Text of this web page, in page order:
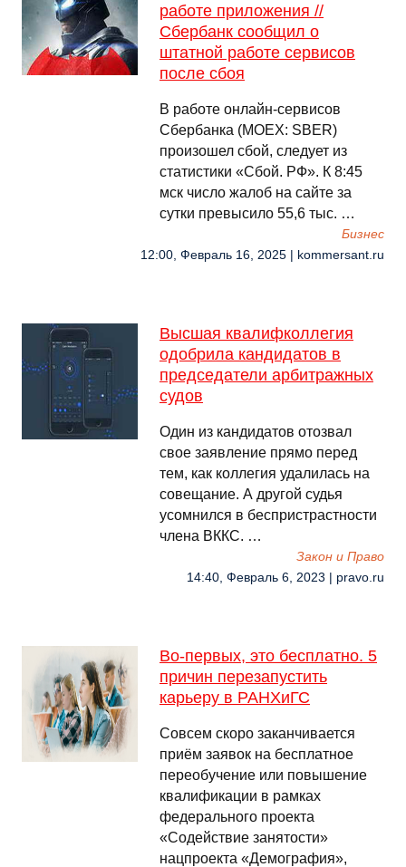
работе приложения //
Сбербанк сообщил о
штатной работе сервисов
после сбоя
В работе онлайн-сервисов
Сбербанка (MOEX: SBER)
произошел сбой, следует из
статистики «Сбой. РФ». К 8:45
мск число жалоб на сайте за
сутки превысило 55,6 тыс. …
Бизнес
12:00, Февраль 16, 2025 | kommersant.ru
Высшая квалифколлегия
одобрила кандидатов в
председатели арбитражных
судов
Один из кандидатов отозвал
свое заявление прямо перед
тем, как коллегия удалилась на
совещание. А другой судья
усомнился в беспристрастности
члена ВККС. …
Закон и Право
14:40, Февраль 6, 2023 | pravo.ru
Во-первых, это бесплатно. 5
причин перезапустить
карьеру в РАНХиГС
Совсем скоро заканчивается
приём заявок на бесплатное
переобучение или повышение
квалификации в рамках
федерального проекта
«Содействие занятости»
нацпроекта «Демография»,